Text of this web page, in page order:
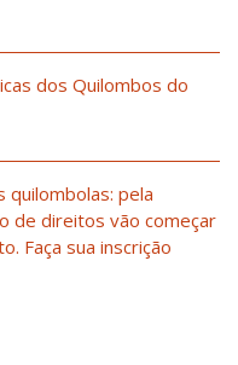
dos Quilombos do
quilombolas: pela
de direitos vão começar
Faça sua inscrição